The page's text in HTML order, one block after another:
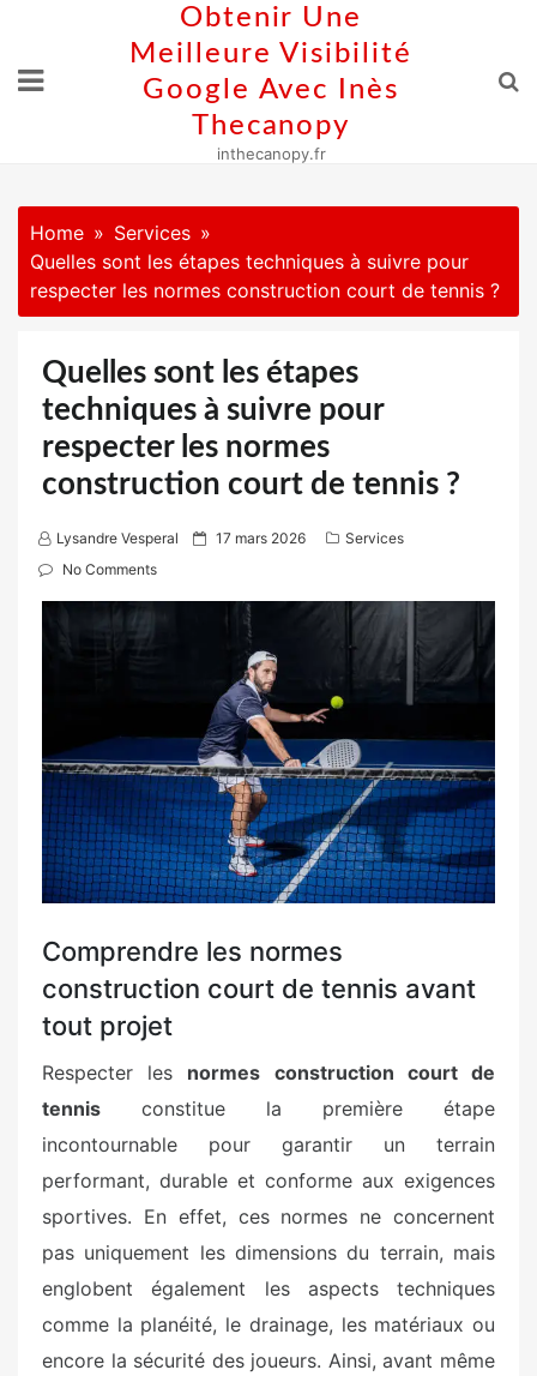
content
Obtenir Une
Meilleure Visibilité
Google Avec Inès
Thecanopy
inthecanopy.fr
Home
Services
Quelles sont les étapes techniques à suivre pour
respecter les normes construction court de tennis ?
Quelles sont les étapes
techniques à suivre pour
respecter les normes
construction court de tennis ?
Lysandre Vesperal
P
o
n
17 mars 2026
Services
No Comments
Comprendre les normes
construction court de tennis avant
tout projet
Respecter les normes construction court de
tennis constitue la première étape
incontournable pour garantir un terrain
performant, durable et conforme aux exigences
sportives. En effet, ces normes ne concernent
pas uniquement les dimensions du terrain, mais
englobent également les aspects techniques
comme la planéité, le drainage, les matériaux ou
encore la sécurité des joueurs. Ainsi, avant même